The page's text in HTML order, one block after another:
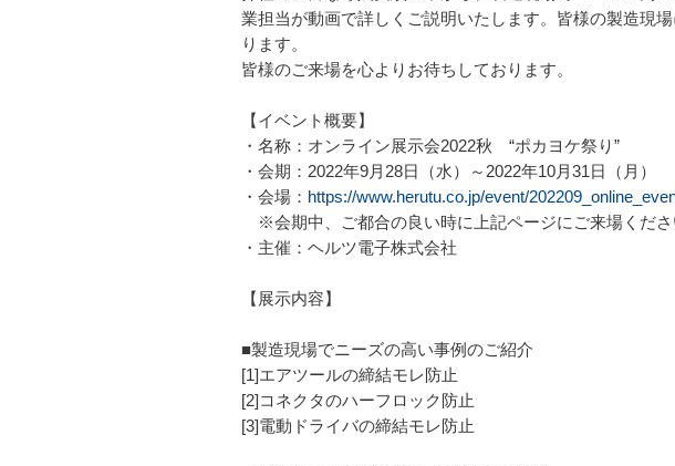
業担当が動画で詳しくご説明いたします。皆様の製造現
ります。
皆様のご来場を心よりお待ちしております。
【イベント概要】
・名称：オンライン展示会2022秋 “ポカヨケ祭り”
・会期：2022年9月28日（水）～2022年10月31日（月）
・会場： https://www.herutu.co.jp/event/
※会期中、ご都合の良い時に上記ページにご来場くださ
・主催：ヘルツ電子株式会社
【展示内容】
■製造現場でニーズの高い事例のご紹介
[1]エアツールの締結モレ防止
[2]コネクタのハーフロック防止
[3]電動ドライバの締結モレ防止